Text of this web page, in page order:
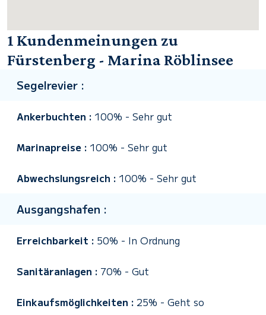
1 Kundenmeinungen zu
Fürstenberg - Marina Röblinsee
Segelrevier :
Ankerbuchten : 100% - Sehr gut
Marinapreise : 100% - Sehr gut
Abwechslungsreich : 100% - Sehr gut
Ausgangshafen :
Erreichbarkeit : 50% - In Ordnung
Sanitäranlagen : 70% - Gut
Einkaufsmöglichkeiten : 25% - Geht so